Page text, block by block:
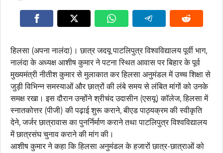
हिलसा (अपना नालंदा)। छात्र जदयू पाटलिपुत्र विश्वविद्यालय पूर्वी भाग,
नालंदा के अध्यक्ष आशीष कुमार ने पटना स्थित आवास पर बिहार के पूर्व
मुख्यमंत्री नीतीश कुमार से मुलाकात कर हिलसा अनुमंडल में उच्च शिक्षा से
जुड़ी विभिन्न समस्याओं और छात्रों की लंबे समय से लंबित मांगों को उनके
समक्ष रखा। इस दौरान उन्होंने श्रीचंद उदासीन (एसयू) कॉलेज, हिलसा में
स्नातकोत्तर (पीजी) की पढ़ाई शुरू कराने, बीएड पाठ्यक्रम की स्वीकृति
देने, जर्जर छात्रावास का पुनर्निर्माण कराने तथा पाटलिपुत्र विश्वविद्यालय
में छात्रसंघ चुनाव कराने की मांग की।
आशीष कुमार ने कहा कि हिलसा अनुमंडल के हजारों छात्र-छात्राओं को